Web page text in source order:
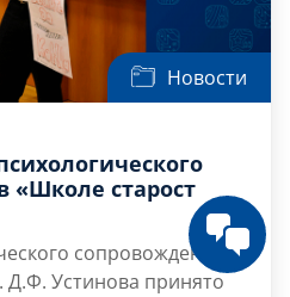
Новости
«Школе старост
сопровождения
Устинова принято